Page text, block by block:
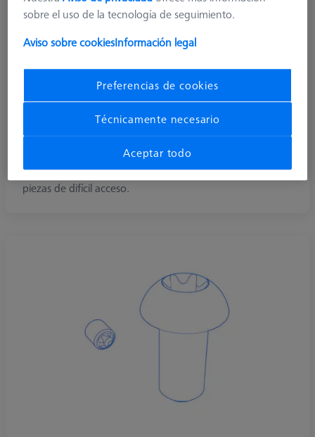
Nudillos y elementos giratorios
Para construir sistemas de palpadores para trabajar con
piezas de difícil acceso.
sobre el uso de la tecnología de seguimiento.
Aviso sobre cookiesInformación legal
Preferencias de cookies
Técnicamente necesario
Aceptar todo